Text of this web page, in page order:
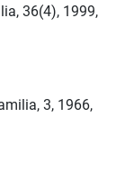
36(4), 1999,
3, 1966,